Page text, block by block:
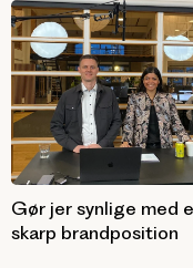
Gør jer synlige med
skarp brandposition